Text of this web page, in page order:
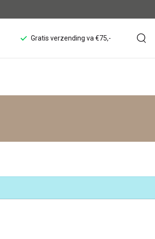
Gratis verzending va €75,-